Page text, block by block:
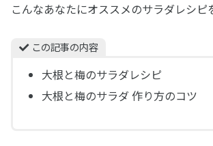
こんなあなたにオススメのサラダレシピ
この記事の内容
大根と梅のサラダレシピ
大根と梅のサラダ 作り方のコツ